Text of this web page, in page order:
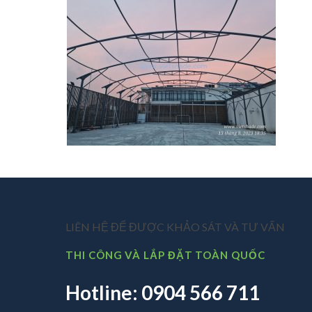
LIÊN HỆ ĐỂ ĐƯỢC KHẢO SÁT VÀ TƯ VẤN
THI CÔNG VÀ LẮP ĐẶT TOÀN QUỐC
Hotline: 0904 566 711